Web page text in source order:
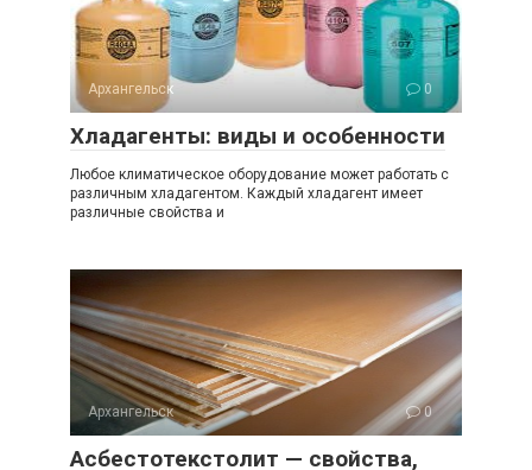
Архангельск 0
Хладагенты: виды и особенности
Любое климатическое оборудование может работать с
различным хладагентом. Каждый хладагент имеет
различные свойства и
Архангельск 0
Асбестотекстолит — свойства,